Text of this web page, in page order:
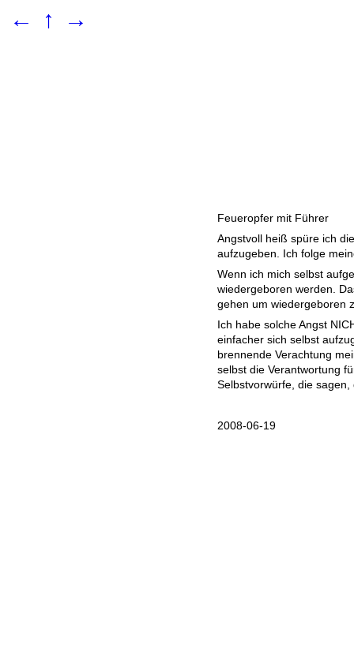
← ↑ →
Feueropfer mit Führer
Angstvoll heiß spüre ich
aufzugeben. Ich folge
Wenn ich mich selbst
wiedergeboren werden.
gehen um wiedergeboren
Ich habe solche Angst
einfacher sich selbst
brennende Verachtung
selbst die Verantwortung
Selbstvorwürfe, die
2008-06-19